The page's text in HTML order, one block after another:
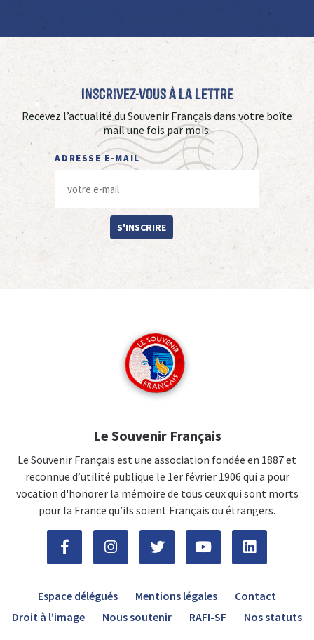
Inscrivez-vous à La Lettre
Recevez l’actualité du Souvenir Français dans votre boîte
mail une fois par mois.
ADRESSE E-MAIL
S'INSCRIRE
Le Souvenir Français
Le Souvenir Français est une association fondée en 1887 et
reconnue d’utilité publique le 1er février 1906 qui a pour
vocation d'honorer la mémoire de tous ceux qui sont morts
pour la France qu’ils soient Français ou étrangers.
Espace délégués Mentions légales
Contact
Droit à l’image
Nous soutenir RAFI-SF Nos statuts